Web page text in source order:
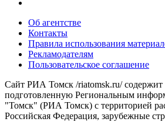
Об агентстве
Контакты
Правила использования
Рекламодателям
Пользовательское соглашение
Сайт РИА Томск /riatomsk.ru/
подготовленную Региональным
"Томск" (РИА Томск) с территорией
Российская Федерация, зарубежные